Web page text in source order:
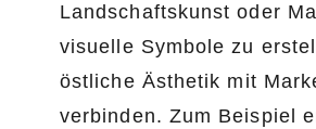
Landschaftskunst oder
visuelle Symbole zu
östliche Ästhetik mit
verbinden. Zum Beispiel